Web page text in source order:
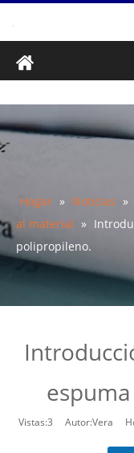
Hogar » Noticias »
al material »
polipropileno.
Vistas:3 Autor:Vera